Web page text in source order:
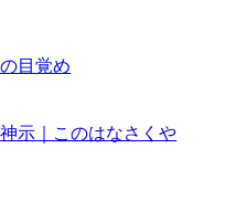
目覚め
示｜このはなさくや